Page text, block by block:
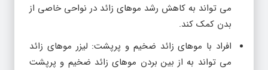
می تواند به کاهش رشد موهای زائد در نواحی خاصی از
بدن کمک کند.
افراد با موهای زائد ضخیم و پرپشت: لیزر موهای زائد
می تواند به از بین بردن موهای زائد ضخیم و پرپشت